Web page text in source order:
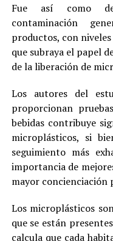
Fue así como
contaminación
productos, con
que subraya el papel
de la liberación de
Los autores del
proporcionan
bebidas contribuye
microplásticos, si
seguimiento más
importancia de
mayor concienciación
Los microplásticos
que se están
calcula que cada